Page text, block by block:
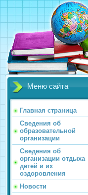
Меню сайта
Главная страница
Сведения об
образовательной
организации
Сведения об
организации отдыха
детей и их
оздоровления
Новости